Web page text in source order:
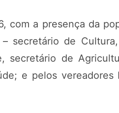
com a presença da
secretário de
de
e pelos vereadores